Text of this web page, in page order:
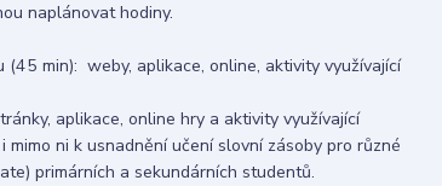
naplánovat hodiny.
min): weby, aplikace, online, aktivity využívající
aplikace, online hry a aktivity využívající
ni k usnadnění učení slovní zásoby pro různé
primárních a sekundárních studentů.